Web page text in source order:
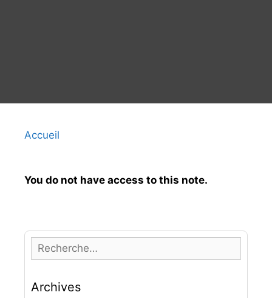
Accueil
You do not have access to this note.
e
h
Archives